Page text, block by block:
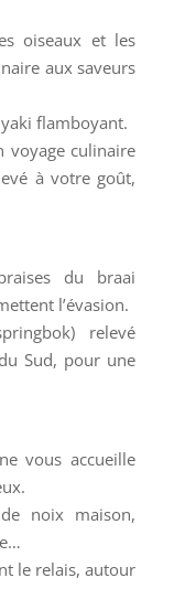
oiseaux et les
aux saveurs
flamboyant.
voyage culinaire
à votre goût,
du braai
l’évasion.
relevé
Sud, pour une
vous accueille
noix maison,
le relais, autour